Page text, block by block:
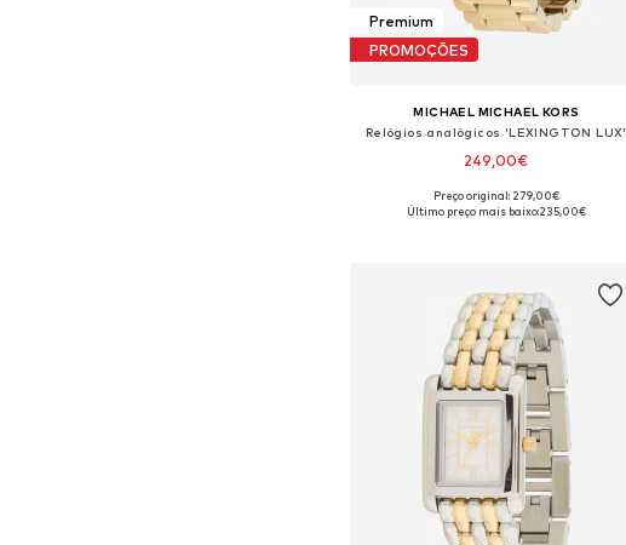
Premium
PROMOÇÕES
MICHAEL MICHAEL KORS
Relógios analógicos 'LEXINGTON LUX'
249,00€
Tamanhos disponíveis: One Size
Preço original: 279,00€
Último preço mais baixo:235,00€